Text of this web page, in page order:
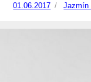
Publicado
01.06.2017
https://
Jazmín